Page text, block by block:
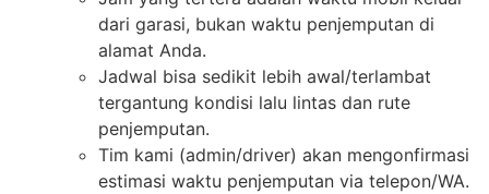
dari garasi, bukan waktu penjemputan di
alamat Anda.
Jadwal bisa sedikit lebih awal/terlambat
tergantung kondisi lalu lintas dan rute
penjemputan.
Tim kami (admin/driver) akan mengonfirmasi
estimasi waktu penjemputan via telepon/WA.